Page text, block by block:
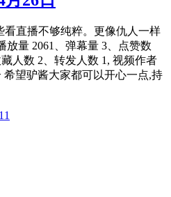
直播不够纯粹。更像仇人一样
放量 2061、弹幕量 3、点赞数
人数 2、转发人数 1, 视频作者
希望驴酱大家都可以开心一点,持